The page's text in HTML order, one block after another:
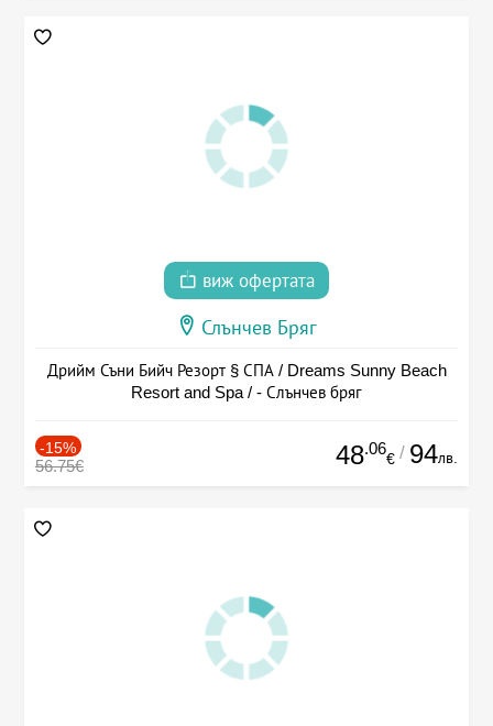
виж офертата
Слънчев Бряг
Дрийм Съни Бийч Резорт § СПА / Dreams Sunny Beach
Resort and Spa / - Слънчев бряг
-15%
56.75€ 48.06
€ / 94лв.